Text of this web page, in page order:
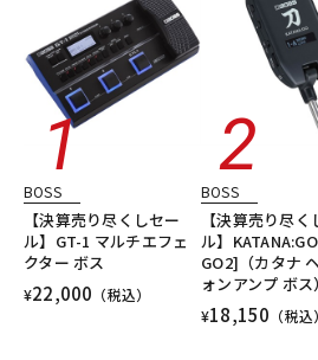
配信/ライブ機器
レコーディング
配信機器・ライブ機器
ユーズド
ヴィンテージ ALL
BOSS
【決算売り尽くしセー
ル】GT-1 マルチエフェ
クター ボス
¥22,000 （税込）
BOSS
【決算売り尽く
ル】
GO2]（カタナ
ォンアンプ ボス）
¥18,150 （税込）